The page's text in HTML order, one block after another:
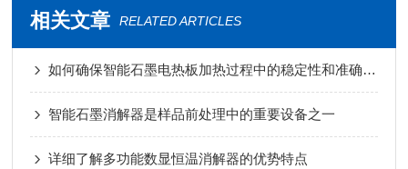
相关文章 RELATED ARTICLES
如何确保智能石墨电热板加热过程中的稳定性和准确性？
智能石墨消解器是样品前处理中的重要设备之一
详细了解多功能数显恒温消解器的优势特点